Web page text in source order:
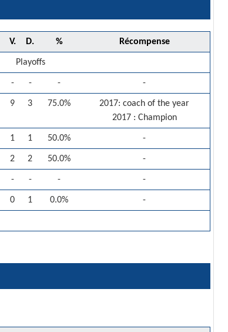
V. D. % Récompense
Playoffs
- - - -
9 3 75.0%
2017: coach of the year
2017 : Champion
1 1 50.0% -
2 2 50.0% -
- - - -
0 1 0.0% -